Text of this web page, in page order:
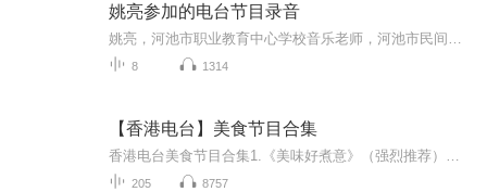
姚亮参加的电台节目录音
8 1314
【香港电台】美食节目合集
205 8757